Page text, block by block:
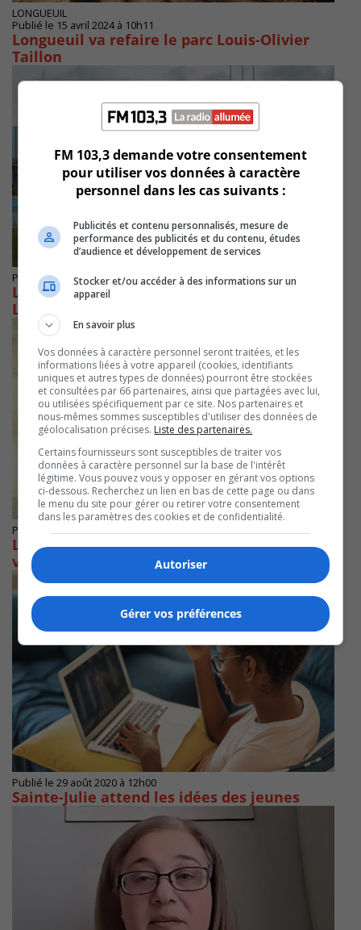
LONGUEUIL
Publié le 15 avril 2024 à 10h11
Longueuil va refaire le parc Louis-Olivier
Taillon
Publié le 31 mai 2021 à 15h14
La construction du complexe aquatique de
Longueuil retardée
Publié le 16 novembre 2020 à 15h50
La Ville de Brossard perd en cour et doit
verser 753 300 $ à Entreprises Michaudville
Publié le 29 août 2020 à 12h00
Sainte-Julie attend les idées des jeunes
FM 103,3 demande votre consentement
pour utiliser vos données à caractère
personnel dans les cas suivants :
Publicités et contenu personnalisés, mesure de
performance des publicités et du contenu, études
d’audience et développement de services
Stocker et/ou accéder à des informations sur un
appareil
En savoir plus
Vos données à caractère personnel seront traitées, et les
informations liées à votre appareil (cookies, identifiants
uniques et autres types de données) pourront être stockées
et consultées par 66 partenaires, ainsi que partagées avec lui,
ou utilisées spécifiquement par ce site. Nos partenaires et
nous-mêmes sommes susceptibles d'utiliser des données de
géolocalisation précises. Liste des partenaires.
Certains fournisseurs sont susceptibles de traiter vos
données à caractère personnel sur la base de l'intérêt
légitime. Vous pouvez vous y opposer en gérant vos options
ci-dessous. Recherchez un lien en bas de cette page ou dans
le menu du site pour gérer ou retirer votre consentement
dans les paramètres des cookies et de confidentialité.
Autoriser
Gérer vos préférences